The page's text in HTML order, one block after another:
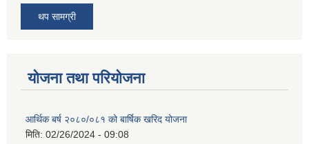
थप सामग्री
योजना तथा परियोजना
आर्थिक बर्ष २०८०/०८१ को बार्षिक खरिद योजना
मिति: 02/26/2024 - 09:08